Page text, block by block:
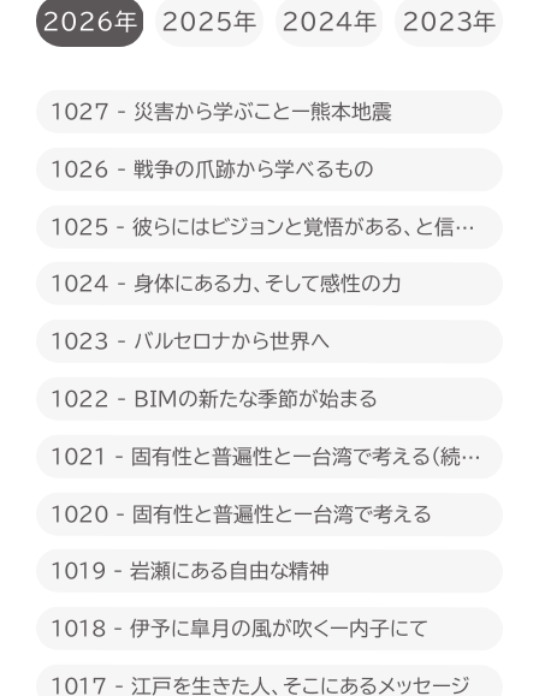
2026年 2025年 2024年 2023年
1027 - 災害から学ぶことー熊本地震
1026 - 戦争の爪跡から学べるもの
1025 - 彼らにはビジョンと覚悟がある、と信じ
1024 - 身体にある力、そして感性の力
1023 - バルセロナから世界へ
1022 - BIMの新たな季節が始まる
1021 - 固有性と普遍性とー台湾で考える（続
1020 - 固有性と普遍性とー台湾で考える
1019 - 岩瀬にある自由な精神
1018 - 伊予に皐月の風が吹くー内子にて
1017 - 江戸を生きた人、そこにあるメッセージ